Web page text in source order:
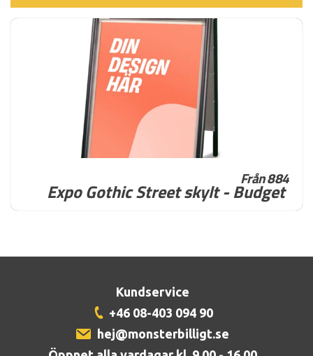
Från 884
Expo Gothic Street skylt - Budget
Kundservice
+46 08-403 094 90
hej@monsterbilligt.se